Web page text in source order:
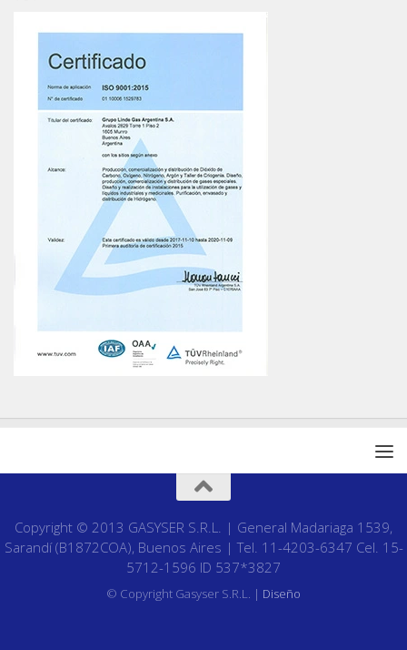
Copyright © 2013 GASYSER S.R.L. | General Madariaga 1539,
Sarandí (B1872COA), Buenos Aires | Tel. 11-4203-6347 Cel. 15-
5712-1596 ID 537*3827
© Copyright Gasyser S.R.L. | Diseño